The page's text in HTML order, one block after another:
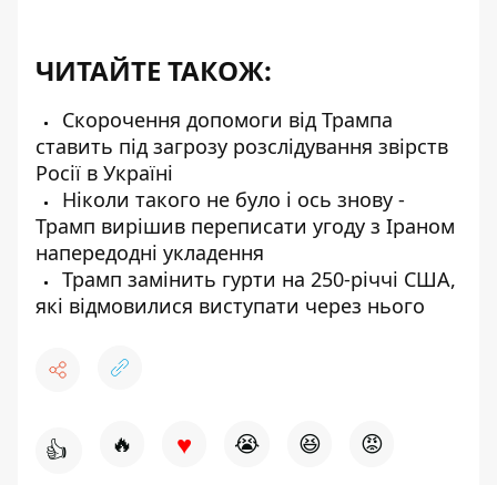
ЧИТАЙТЕ ТАКОЖ:
Скорочення допомоги від Трампа
ставить під загрозу розслідування звірств
Росії в Україні
Ніколи такого не було і ось знову -
Трамп вирішив переписати угоду з Іраном
напередодні укладення
Трамп замінить гурти на 250-річчі США,
які відмовилися виступати через нього
👍 🔥 ♥ 😭 😆 😡